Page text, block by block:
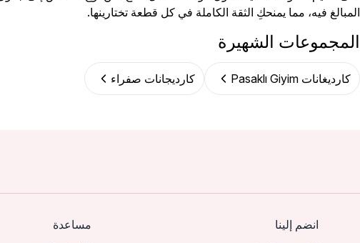
المبالغ فيه، مما يمنحكِ الثقة الكاملة في كل قطعة تختارينها.
المجموعات الشهيرة
كارديغانات Pasaklı Giyim كارديجانات صفراء
انضم إلينا مساعدة